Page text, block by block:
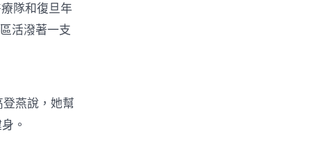
隊和復旦年
活潑著一支
燕說，她幫
。